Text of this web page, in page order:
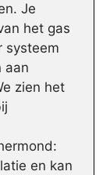
Je
het gas
systeem
aan
zien het
en kan